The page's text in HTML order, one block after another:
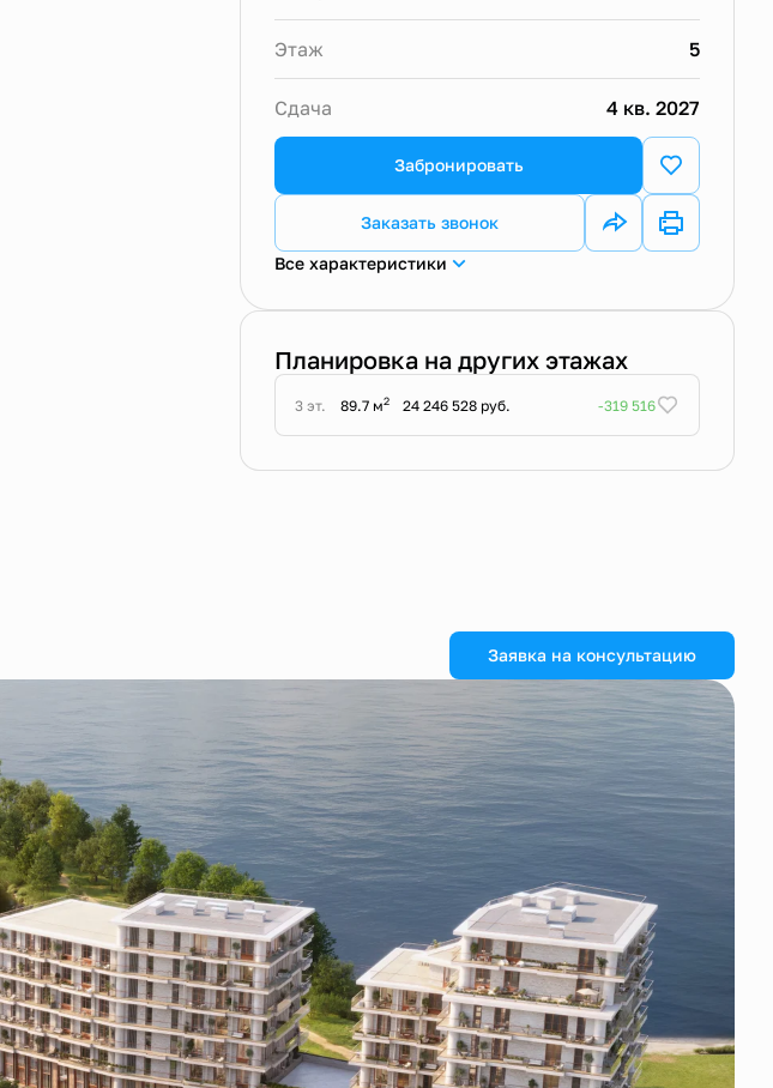
Этаж 5
Сдача 4 кв. 2027
Забронировать
Заказать звонок
Все характеристики
Планировка на других этажах
3 эт. 89.7 м2 24 246 528 руб. -319 516
Заявка на консультацию